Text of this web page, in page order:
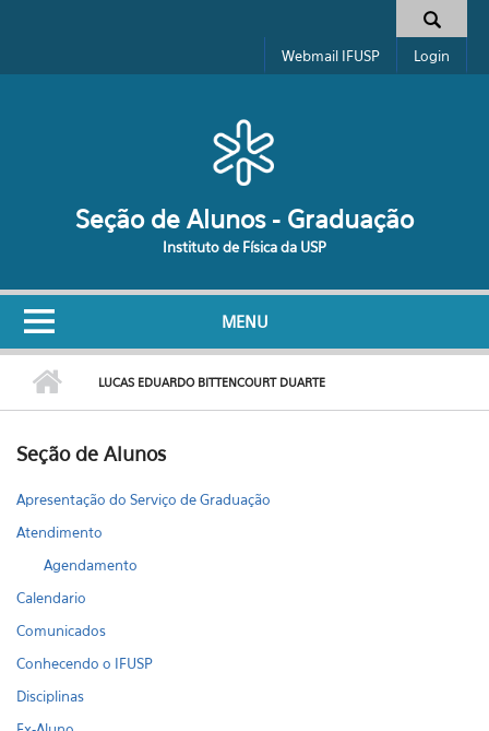
Formulário de busca
Webmail IFUSP Login
Seção de Alunos - Graduação
Instituto de Física da USP
MENU
LUCAS EDUARDO BITTENCOURT DUARTE
Seção de Alunos
Apresentação do Serviço de Graduação
Atendimento
Agendamento
Calendario
Comunicados
Conhecendo o IFUSP
Disciplinas